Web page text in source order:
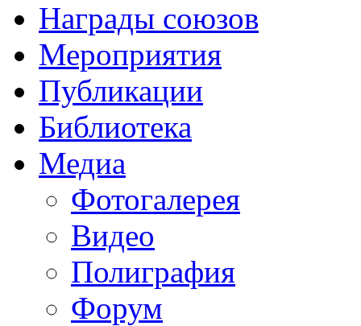
Награды союзов
Мероприятия
Публикации
Библиотека
Медиа
Фотогалерея
Видео
Полиграфия
Форум